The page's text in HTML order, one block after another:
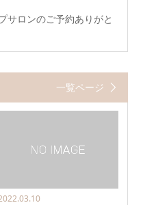
サロンのご予約ありがと
一覧ページ